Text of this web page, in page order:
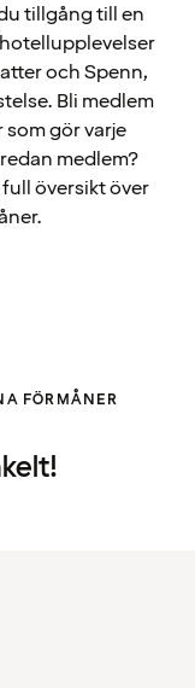
tillgång till en
och Spenn,
Bli medlem
gör varje
medlem?
översikt över
FÖRMÅNER